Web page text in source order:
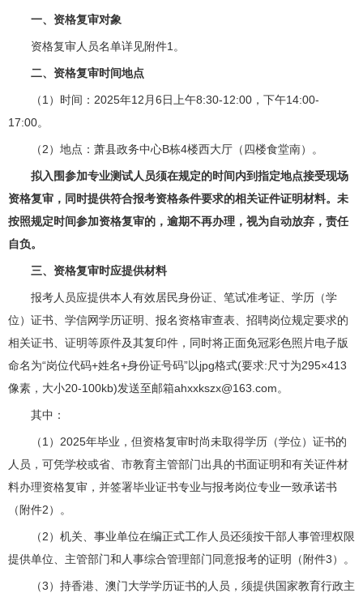
一、资格复审对象
资格复审人员名单详见附件1。
二、资格复审时间地点
（1）时间：2025年12月6日上午8:30-12:00，下午14:00-
17:00。
（2）地点：萧县政务中心B栋4楼西大厅（四楼食堂南）。
拟入围参加专业测试人员须在规定的时间内到指定地点接受现场
资格复审，同时提供符合报考资格条件要求的相关证件证明材料。未
按照规定时间参加资格复审的，逾期不再办理，视为自动放弃，责任
自负。
三、资格复审时应提供材料
报考人员应提供本人有效居民身份证、笔试准考证、学历（学
位）证书、学信网学历证明、报名资格审查表、招聘岗位规定要求的
相关证书、证明等原件及其复印件，同时将正面免冠彩色照片电子版
命名为“岗位代码+姓名+身份证号码”以jpg格式(要求:尺寸为295×413
像素，大小20-100kb)发送至邮箱ahxxkszx@163.com。
其中：
（1）2025年毕业，但资格复审时尚未取得学历（学位）证书的
人员，可凭学校或省、市教育主管部门出具的书面证明和有关证件材
料办理资格复审，并签署毕业证书专业与报考岗位专业一致承诺书
（附件2）。
（2）机关、事业单位在编正式工作人员还须按干部人事管理权限
提供单位、主管部门和人事综合管理部门同意报考的证明（附件3）。
（3）持香港、澳门大学学历证书的人员，须提供国家教育行政主